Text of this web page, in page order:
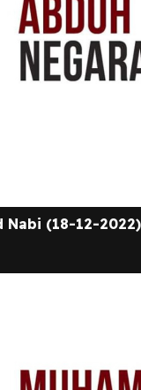
Nabi (18-12-2022)